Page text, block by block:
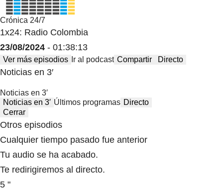
Crónica 24/7
1x24: Radio Colombia
23/08/2024 - 01:38:13
Ver más episodios Ir al podcast Compartir Directo
Noticias en 3′
Noticias en 3′
Noticias en 3′ Últimos programas Directo
Cerrar
Otros episodios
Cualquier tiempo pasado fue anterior
Tu audio se ha acabado.
Te redirigiremos al directo.
5 "